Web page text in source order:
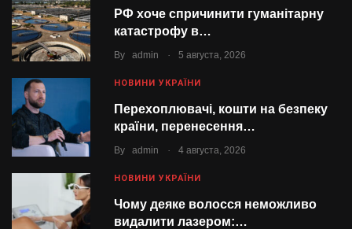
РФ хоче спричинити гуманітарну
катастрофу в…
By admin . 5 августа, 2026
НОВИНИ УКРАЇНИ
Перехоплювачі, кошти на безпеку
країни, перенесення…
By admin . 4 августа, 2026
НОВИНИ УКРАЇНИ
Чому деяке волосся неможливо
видалити лазером:…